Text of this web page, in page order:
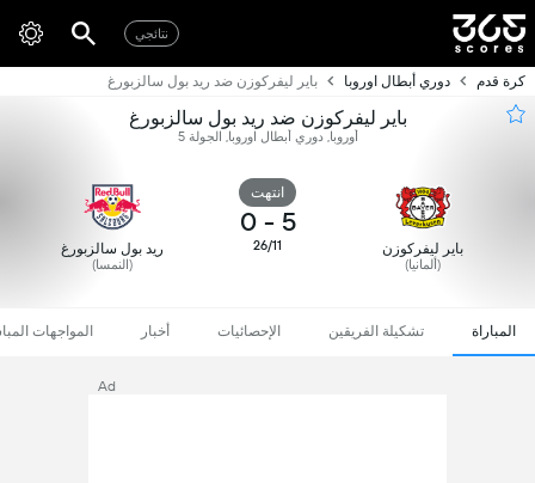
نتائجي
كرة قدم دوري أبطال اوروبا باير ليفركوزن ضد ريد بول سالزبورغ
باير ليفركوزن ضد ريد بول سالزبورغ
أوروبا, دوري أبطال اوروبا, الجولة 5
باير ليفركوزن
(ألمانيا)
انتهت
5
-
0
26/11 ريد بول سالزبورغ
(النمسا)
المباراة تشكيلة الفريقين الإحصائيات أخبار المواجهات
Ad